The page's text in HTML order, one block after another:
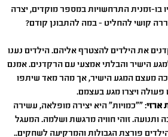
בו-זמנית התרחשויות במספר מוקדים, יצרה
קושי להחליט - במה להתבונן קודם?
את הילדים להצטרף אליהם. הילדים נענו
הישיר והבלתי אמצעי עם הרקדנים. אמנם
מעצם המגע הישיר, אך מהר מאד שיתפו
פעולה ויצרו מגע בעצמם.
ארזי: ""כמויות" היא יצירה מופלאה, עשירה
ותנועה. זוהי חוויה מרגשת ושלמה. המעגל
פורצת הגבולות והמרקיעה לשחקים..